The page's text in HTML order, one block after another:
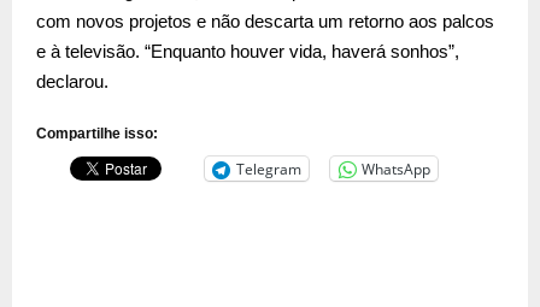
com novos projetos e não descarta um retorno aos palcos
e à televisão. “Enquanto houver vida, haverá sonhos”,
declarou.
Compartilhe isso:
Telegram WhatsApp